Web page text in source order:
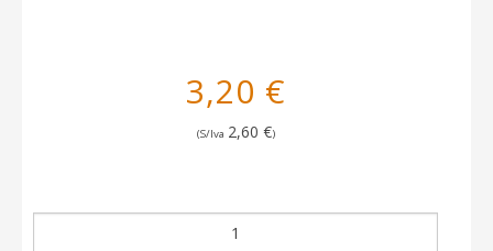
3,20 €
(S/Iva 2,60 €)